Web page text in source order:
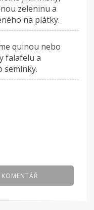
zeleninu a
na plátky.
quinou nebo
falafelu a
semínky.